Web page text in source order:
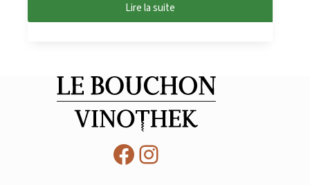
Lire la suite
Facebook
Instagram